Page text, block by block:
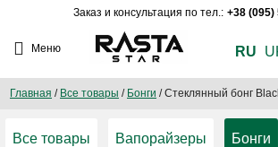
Заказ и консультация по тел.: +38 (095)
Меню RU
Главная / Все товары / Бонги /Стеклянный бонг
Все товары Вапорайзеры Бонги